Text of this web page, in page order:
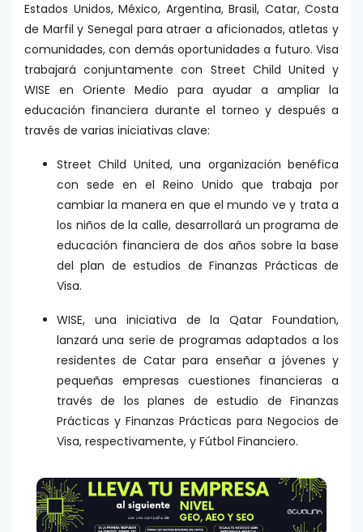
Estados Unidos, México, Argentina, Brasil, Catar, Costa
de Marfil y Senegal para atraer a aficionados, atletas y
comunidades, con demás oportunidades a futuro. Visa
trabajará conjuntamente con Street Child United y
WISE en Oriente Medio para ayudar a ampliar la
educación financiera durante el torneo y después a
través de varias iniciativas clave:
Street Child United, una organización benéfica
con sede en el Reino Unido que trabaja por
cambiar la manera en que el mundo ve y trata a
los niños de la calle, desarrollará un programa de
educación financiera de dos años sobre la base
del plan de estudios de Finanzas Prácticas de
Visa.
WISE, una iniciativa de la Qatar Foundation,
lanzará una serie de programas adaptados a los
residentes de Catar para enseñar a jóvenes y
pequeñas empresas cuestiones financieras a
través de los planes de estudio de Finanzas
Prácticas y Finanzas Prácticas para Negocios de
Visa, respectivamente, y Fútbol Financiero.